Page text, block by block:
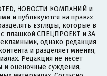
НОВОСТИ КОМПАНИЙ и
и публикуются на правах
взгляды, которые в
с плашкой СПЕЦПРОЕКТ и ЗА
однако редакция
и разделяет мнения,
Редакция не несет
и оценочные суждения,